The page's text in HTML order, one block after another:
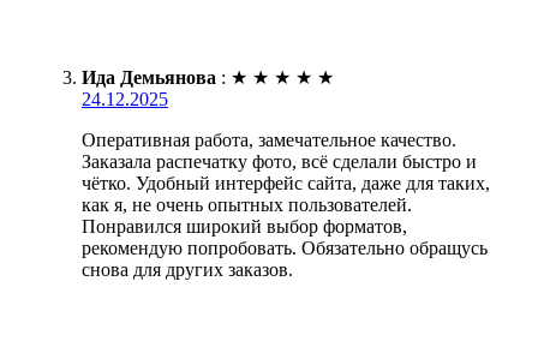
Ида Демьянова : ★ ★ ★ ★ ★
24.12.2025
Оперативная работа, замечательное качество.
Заказала распечатку фото, всё сделали быстро и
чётко. Удобный интерфейс сайта, даже для таких,
как я, не очень опытных пользователей.
Понравился широкий выбор форматов,
рекомендую попробовать. Обязательно обращусь
снова для других заказов.